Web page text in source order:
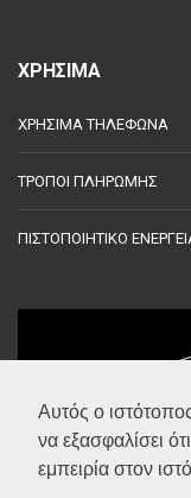
Αυτός ο
να εξασφαλίσει
εμπειρία στον
ΧΡΗΣΙΜΑ
ΧΡΗΣΙΜΑ ΤΗΛΕΦΩΝΑ
ΤΡΟΠΟΙ ΠΛΗΡΩΜΗΣ
ΠΙΣΤΟΠΟΙΗΤΙΚΟ